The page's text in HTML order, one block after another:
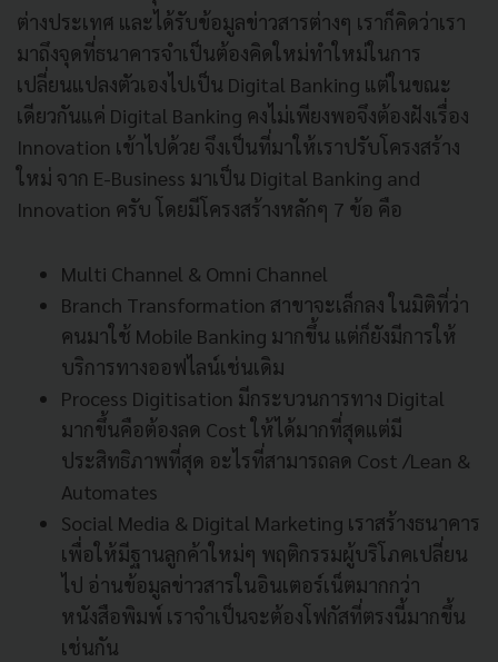
ต่างประเทศ และได้รับข้อมูลข่าวสารต่างๆ เราก็คิดว่าเรา
มาถึงจุดที่ธนาคารจำเป็นต้องคิดใหม่ทำใหม่ในการ
เปลี่ยนแปลงตัวเองไปเป็น Digital Banking แต่ในขณะ
เดียวกันแค่ Digital Banking คงไม่เพียงพอจึงต้องฝังเรื่อง
Innovation เข้าไปด้วย จึงเป็นที่มาให้เราปรับโครงสร้าง
ใหม่ จาก E-Business มาเป็น Digital Banking and
Innovation ครับ โดยมีโครงสร้างหลักๆ 7 ข้อ คือ
Multi Channel & Omni Channel
Branch Transformation สาขาจะเล็กลง ในมิติที่ว่า
คนมาใช้ Mobile Banking มากขึ้น แต่ก็ยังมีการให้
บริการทางออฟไลน์เช่นเดิม
Process Digitisation มีกระบวนการทาง Digital
มากขึ้นคือต้องลด Cost ให้ได้มากที่สุดแต่มี
ประสิทธิภาพที่สุด อะไรที่สามารถลด Cost /Lean &
Automates
Social Media & Digital Marketing เราสร้างธนาคาร
เพื่อให้มีฐานลูกค้าใหม่ๆ พฤติกรรมผู้บริโภคเปลี่ยน
ไป อ่านข้อมูลข่าวสารในอินเตอร์เน็ตมากกว่า
หนังสือพิมพ์ เราจำเป็นจะต้องโฟกัสที่ตรงนี้มากขึ้น
เช่นกัน